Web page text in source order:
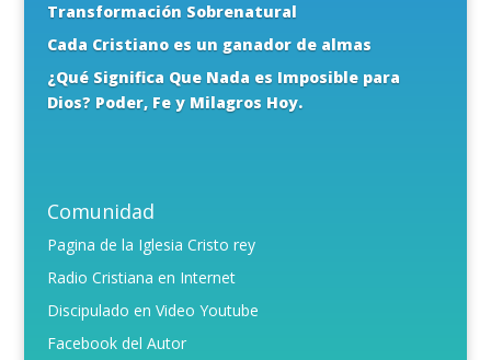
Transformación Sobrenatural
Cada Cristiano es un ganador de almas
¿Qué Significa Que Nada es Imposible para
Dios? Poder, Fe y Milagros Hoy.
Comunidad
Pagina de la Iglesia Cristo rey
Radio Cristiana en Internet
Discipulado en Video Youtube
Facebook del Autor